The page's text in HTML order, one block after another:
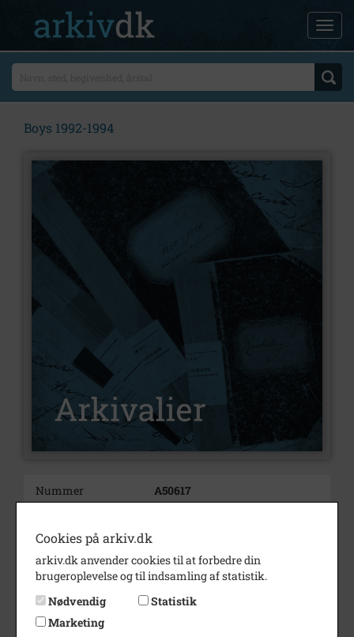
Boys 1992-1994
Nummer
A50617
Arkivskaber
Beskrivelse
Odenseansk-svendborgensisk
Bemærkning
Cookies på arkiv.dk
arkiv.dk anvender cookies til at forbedre din
brugeroplevelse og til indsamling af statistik.
Nødvendig
Statistik
Marketing